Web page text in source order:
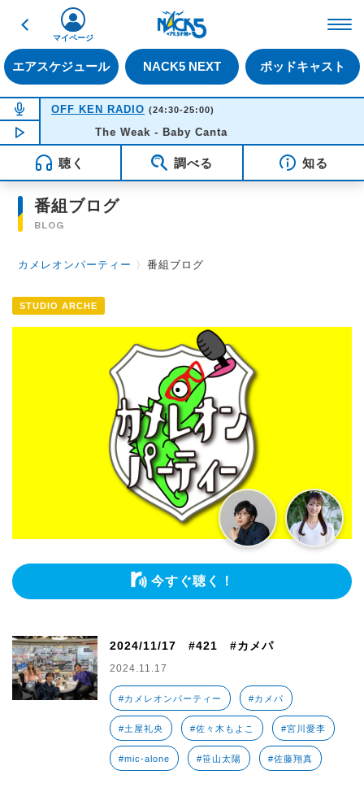
戻る
エアスケジュール NACK5 NEXT ポッドキャスト
マイページ
NOW ON AIR
OFF KEN RADIO (24:30-25:00)
NOW PLAYING00:52
The Weak - Baby Canta
聴く 調べる 知る
番組ブログ
BLOG
カメレオンパーティー 〉番組ブログ
STUDIO ARCHE
今すぐ聴く！
2024/11/17 #421 #カメパ
2024.11.17
#カメレオンパーティー #カメパ
#土屋礼央 #佐々木もよこ #宮川愛李
#mic-alone #笹山太陽 #佐藤翔真